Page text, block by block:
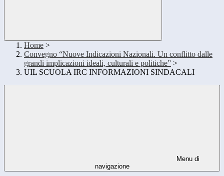
Home >
Convegno “Nuove Indicazioni Nazionali. Un conflitto dalle
grandi implicazioni ideali, culturali e politiche” >
UIL SCUOLA IRC INFORMAZIONI SINDACALI
Menu di
navigazione